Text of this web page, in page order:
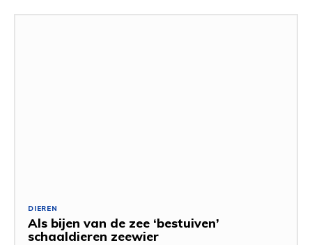
DIEREN
Als bijen van de zee ‘bestuiven’
schaaldieren zeewier